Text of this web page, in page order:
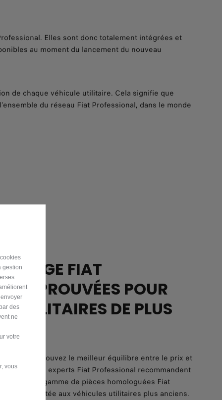
Elles sont donc totalement intégrées et
au moment du lancement du nouveau
de chaque véhicule utilitaire. Cela signifie que
du réseau Fiat Professional, dans le monde
FIAT
APPROUVÉES POUR
UTILITAIRES DE PLUS
de l'âge, trouvez le meilleur équilibre entre le prix et
Nos experts Fiat Professional recommandent
avec la gamme de pièces homologuées Fiat
adaptée aux véhicules utilitaires plus anciens.
gestion
des
ne
votre
vous